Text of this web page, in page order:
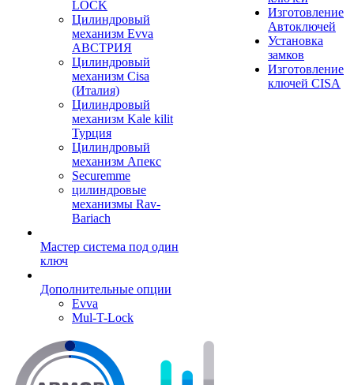
LOCK
Цилиндровый
механизм Evva
АВСТРИЯ
Цилиндровый
механизм Cisa
(Италия)
Цилиндровый
механизм Kale kilit
Турция
Цилиндровый
механизм Апекс
Securemme
цилиндровые
механизмы Rav-
Bariach
Мастер система под один
ключ
Дополнительные опции
Evva
Mul-T-Lock
Изготовление
Автоключей
Установка
замков
Изготовление
ключей CISA